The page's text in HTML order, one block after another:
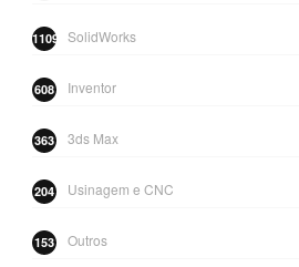
SolidWorks
1109
Inventor
608
3ds Max
363
Usinagem e CNC
204
Outros
153